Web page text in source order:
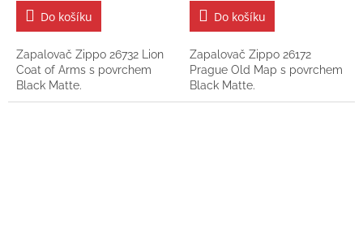
Do košíku
Zapalovač Zippo 26732 Lion
Coat of Arms s povrchem
Black Matte.
Do košíku
Zapalovač Zippo 26172
Prague Old Map s povrchem
Black Matte.